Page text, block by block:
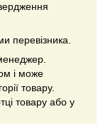
перевізника.
і може
товару.
товару або у